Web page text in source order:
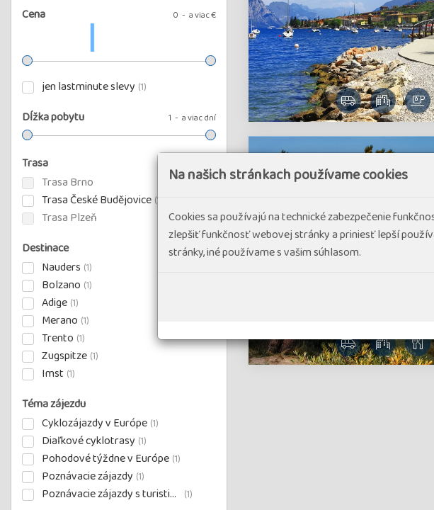
Cena 0 a viac €
jen lastminute slevy (1)
Dĺžka pobytu 1 a viac dní
Trasa
Trasa Brno
Trasa České Budějovice (1)
Trasa Plzeň
Destinace
Nauders (1)
Bolzano (1)
Adige (1)
Merano (1)
Trento (1)
Zugspitze (1)
Imst (1)
Téma zájezdu
Cyklozájazdy v Európe (1)
Diaľkové cyklotrasy (1)
Pohodové týždne v Európe (1)
Poznávacie zájazdy (1)
Poznávacie zájazdy s turistikou (1)
Na našich stránkach používame cookies
Cookies sa používajú na technické zabezpečenie
zlepšiť funkčnosť webovej stránky a priniesť lepší
stránky, iné používame s vašim súhlasom.